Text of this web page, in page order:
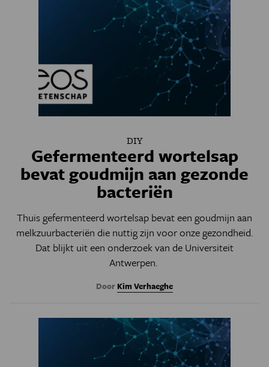
DIY
Gefermenteerd wortelsap
bevat goudmijn aan gezonde
bacteriën
Thuis gefermenteerd wortelsap bevat een goudmijn aan
melkzuurbacteriën die nuttig zijn voor onze gezondheid.
Dat blijkt uit een onderzoek van de Universiteit
Antwerpen.
Door Kim Verhaeghe